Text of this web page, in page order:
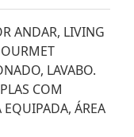
ANDAR, LIVING
LAVABO.
COM
ÁREA